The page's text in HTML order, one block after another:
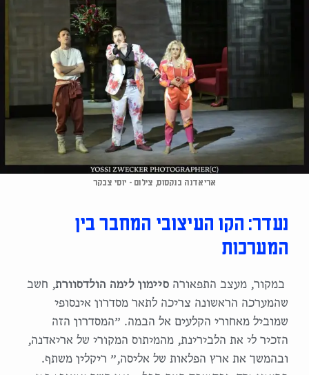
נעדר: הקו העיצובי המחבר בין
המערכות
במקור, מעצב התפאורה סיימון לימה הולדסוורת, חשב
שהמערכה הראשונה צריכה לתאר מסדרון אינסופי
שמוביל מאחורי הקלעים אל הבמה. ״המסדרון הזה
הזכיר לי את הלבירינת, מהמיתוס המקורי של אריאדנה,
ובהמשך את ארץ הפלאות של אליסה,״ ריקלין משתף.
אריאדנה בנקסוס, צילום - יוסי צבקר